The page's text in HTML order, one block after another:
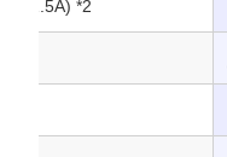
2* QC3.0 22.5W (5V3A/9V2A/12V1.5A)